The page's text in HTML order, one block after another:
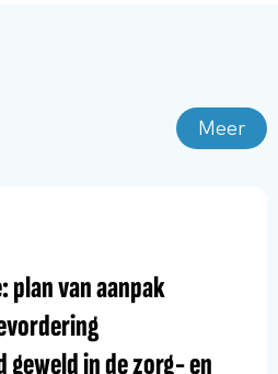
Meer
plan van aanpak
geweld in de zorg- en